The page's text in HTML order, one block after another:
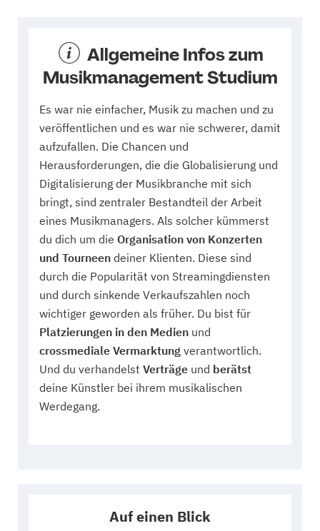
Allgemeine Infos zum
Musikmanagement Studium
Es war nie einfacher, Musik zu machen und zu
veröffentlichen und es war nie schwerer, damit
aufzufallen. Die Chancen und
Herausforderungen, die die Globalisierung und
Digitalisierung der Musikbranche mit sich
bringt, sind zentraler Bestandteil der Arbeit
eines Musikmanagers. Als solcher kümmerst
du dich um die Organisation von Konzerten
und Tourneen deiner Klienten. Diese sind
durch die Popularität von Streamingdiensten
und durch sinkende Verkaufszahlen noch
wichtiger geworden als früher. Du bist für
Platzierungen in den Medien und
crossmediale Vermarktung verantwortlich.
Und du verhandelst Verträge und berätst
deine Künstler bei ihrem musikalischen
Werdegang.
Auf einen Blick